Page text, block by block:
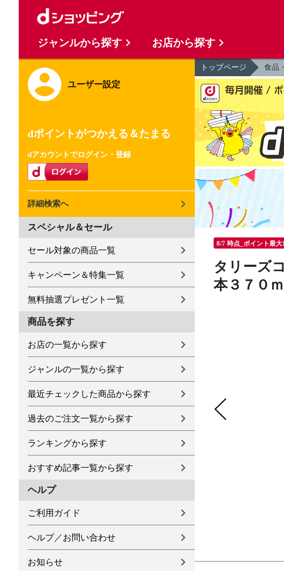
ユーザー設定
dポイントがつかえる＆たまる
dアカウントでログイン・登録
詳細検索へ
スペシャル＆セール
セール対象の商品一覧
キャンペーン＆特集一覧
無料抽選プレゼント一覧
商品を探す
お店の一覧から探す
ジャンルの一覧から探す
最近チェックした商品から探す
過去のご注文一覧から探す
ランキングから探す
おすすめ記事一覧から探す
ヘルプ
ご利用ガイド
ヘルプ／お問い合わせ
お知らせ
トップページ 食品
8/7 時点_ポイント最大
タリーズ
本３７０ｍ
ジャンルから探す お店から探す